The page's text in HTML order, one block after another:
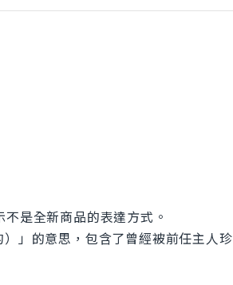
是全新商品的表達方式。
」的意思，包含了曾經被前任主人珍